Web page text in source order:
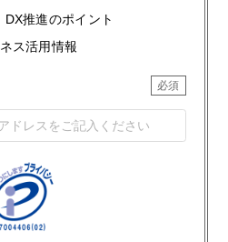
推進のポイント
ス活用情報